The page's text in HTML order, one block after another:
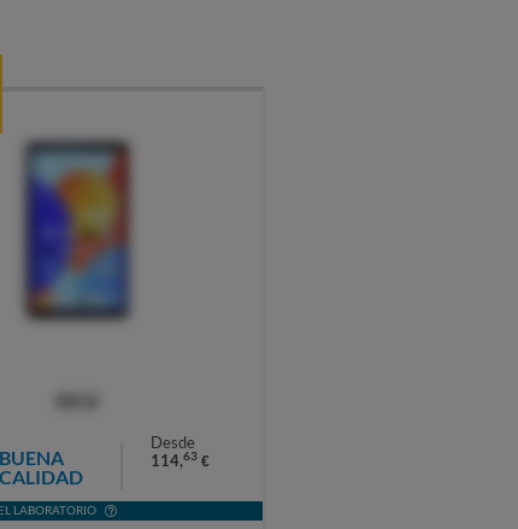
BUENA
CALIDAD
Desde
114,63 €
LABORATORIO